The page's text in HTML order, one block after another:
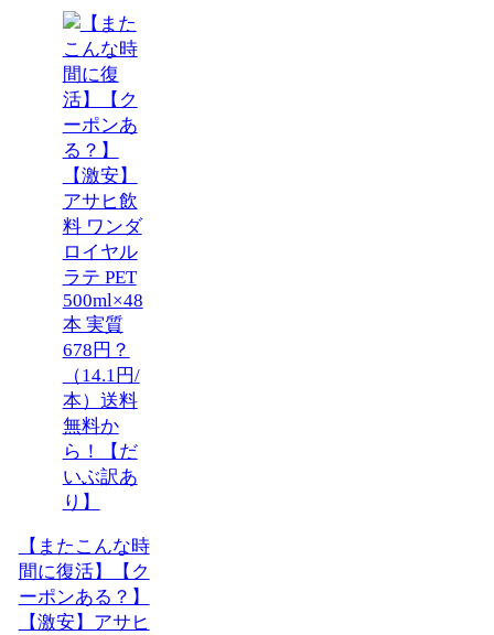
【またこんな時
間に復活】【ク
ーポンある？】
【激安】アサヒ